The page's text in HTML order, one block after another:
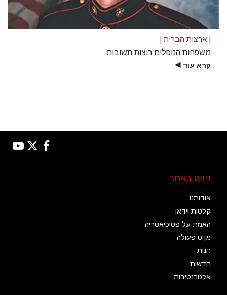
| ארצות הברית |
משפחות הנופלים רוצות תשובות
קרא עוד ▶
ניווט באתר
אודותנו
קלטות וידאו
האמת על פסיכיאטריה
נקוט פעולה
חנות
חדשות
אלטרנטיבות